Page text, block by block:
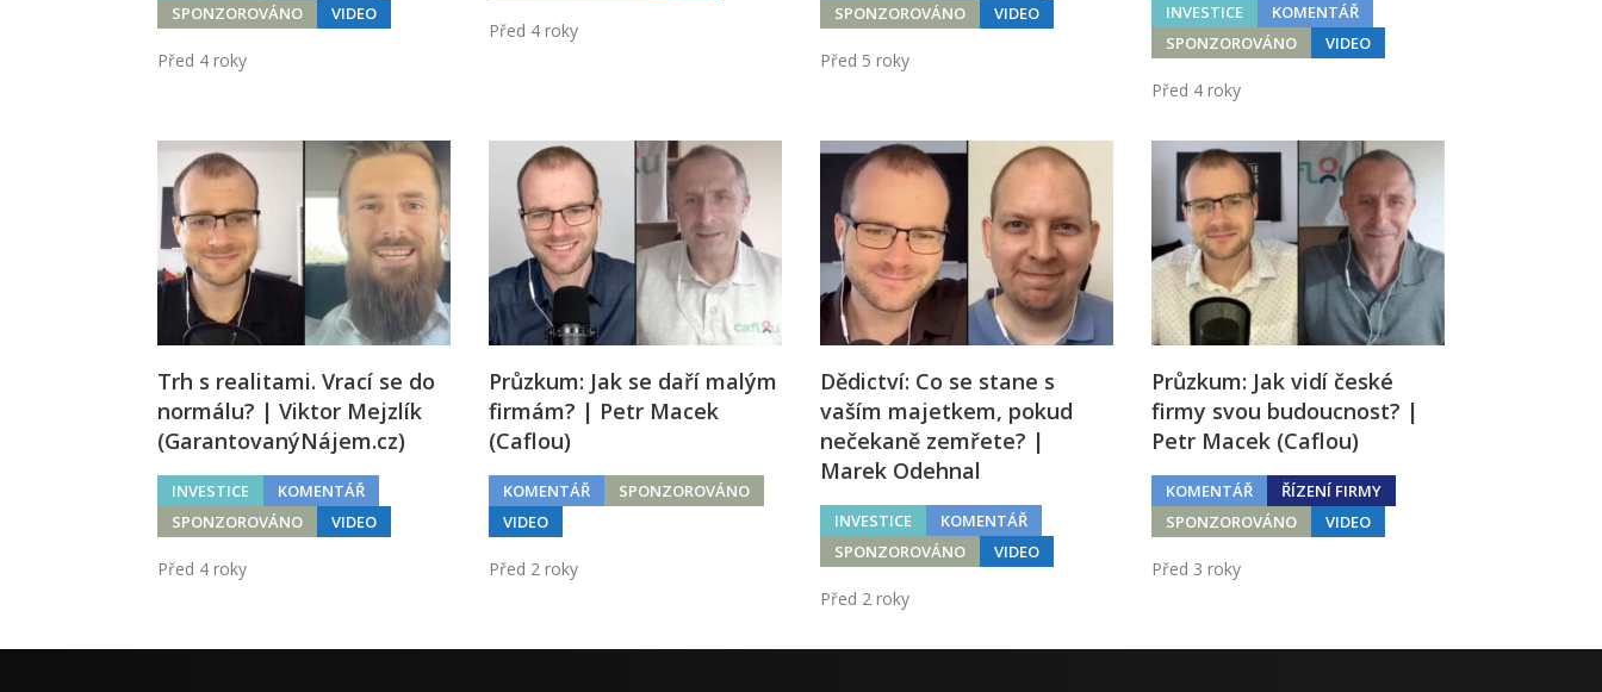
SPONZOROVÁNO
VIDEO
Před 4 roky
Před 4 roky
SPONZOROVÁNO
VIDEO
Před 5 roky
INVESTICE
KOMENTÁŘ
SPONZOROVÁNO
VIDEO
Před 4 roky
Trh s realitami. Vrací se do
normálu? | Viktor Mejzlík
(GarantovanýNájem.cz)
INVESTICE
KOMENTÁŘ
SPONZOROVÁNO
VIDEO
Před 4 roky
Průzkum: Jak se daří malým
firmám? | Petr Macek
(Caflou)
KOMENTÁŘ
SPONZOROVÁNO
VIDEO
Před 2 roky
Dědictví: Co se stane s
vaším majetkem, pokud
nečekaně zemřete? |
Marek Odehnal
INVESTICE
KOMENTÁŘ
SPONZOROVÁNO
VIDEO
Před 2 roky
Průzkum: Jak vidí české
firmy svou budoucnost? |
Petr Macek (Caflou)
KOMENTÁŘ
ŘÍZENÍ FIRMY
SPONZOROVÁNO
VIDEO
Před 3 roky